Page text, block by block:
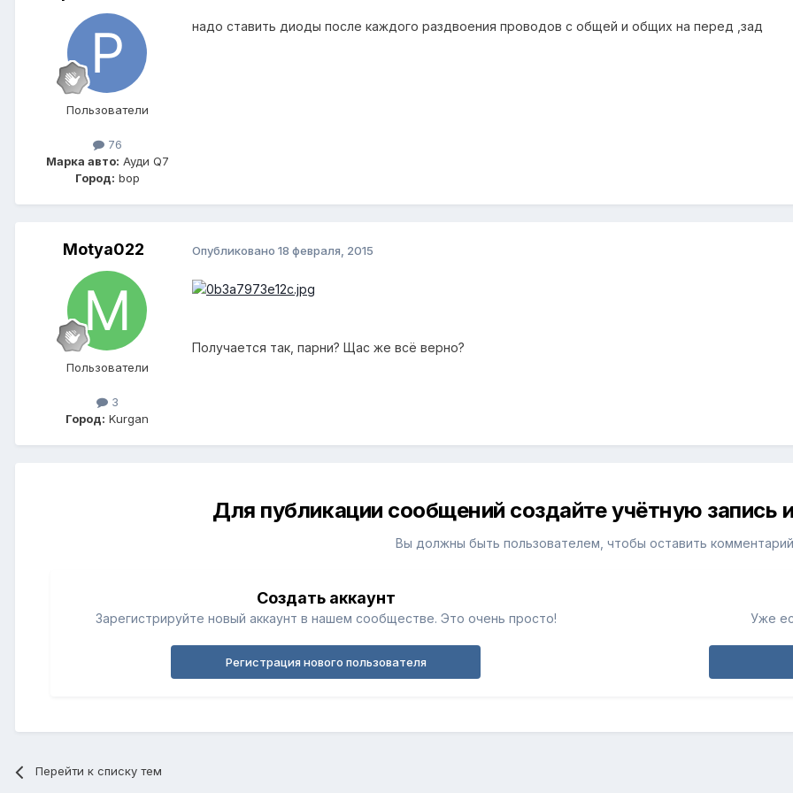
Пользователи
76
Марка авто: Ауди Q7
Город: bop
надо cтавить диоды после каждого раздвоения проводов с общей и общих на перед ,зад
Motya022
Пользователи
3
Город: Kurgan
Опубликовано 18 февраля, 2015
Получается так, парни? Щас же всё верно?
Для публикации сообщений создайте учётную запись
Вы должны быть пользователем, чтобы оставить комментарий
Создать аккаунт
Зарегистрируйте новый аккаунт в нашем сообществе. Это очень просто!
Регистрация нового пользователя
Уже
Перейти к списку тем